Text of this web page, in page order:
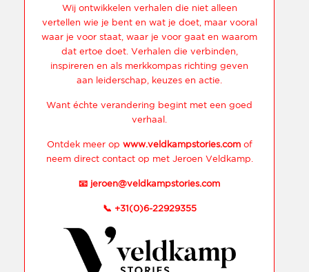
Wij ontwikkelen verhalen die niet alleen
vertellen wie je bent en wat je doet, maar vooral
waar je voor staat, waar je voor gaat en waarom
dat ertoe doet. Verhalen die verbinden,
inspireren en als merkkompas richting geven
aan leiderschap, keuzes en actie.
Want échte verandering begint met een goed
verhaal.
Ontdek meer op www.veldkampstories.comof
neem direct contact op met Jeroen Veldkamp.
📧 jeroen@veldkampstories.com
📞 +31(0)6-22929355